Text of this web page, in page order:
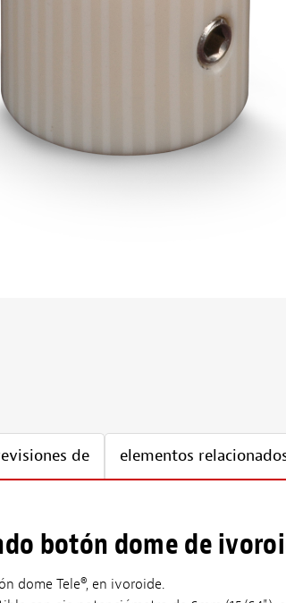
de elementos
botón dome de
dome Tele®, en ivoroide.